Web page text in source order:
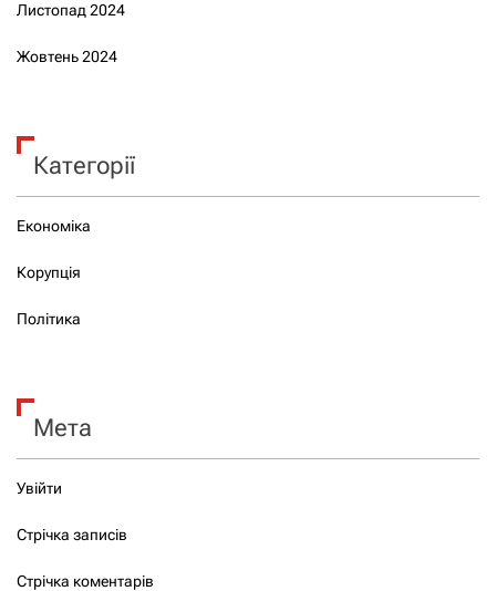
Листопад 2024
Жовтень 2024
Категорії
Економіка
Корупція
Політика
Мета
Увійти
Стрічка записів
Стрічка коментарів